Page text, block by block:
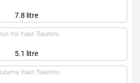
7.8 litre
Yol Yakıt Tüketimi
5.1 litre
Yakıt Tüketimi